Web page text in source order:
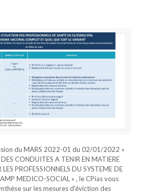
du MARS 2022-01 du 02/01/2022 «
CONDUITES A TENIR EN MATIERE
PROFESSIONNELS DU SYSTEME DE
MEDICO-SOCIAL » , le CPias vous
sur les mesures d’éviction des